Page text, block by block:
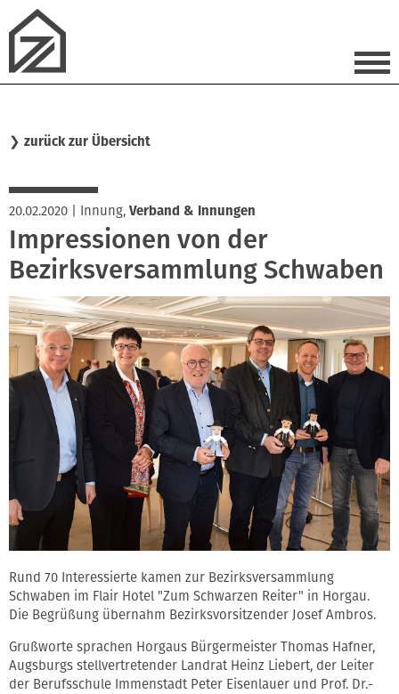
❯ zurück zur Übersicht
20.02.2020 Innung, Verband & Innungen
Impressionen von der
Bezirksversammlung Schwaben
Rund 70 Interessierte kamen zur Bezirksversammlung
Schwaben im Flair Hotel "Zum Schwarzen Reiter" in Horgau.
Die Begrüßung übernahm Bezirksvorsitzender Josef Ambros.
Grußworte sprachen Horgaus Bürgermeister Thomas Hafner,
Augsburgs stellvertretender Landrat Heinz Liebert, der Leiter
der Berufsschule Immenstadt Peter Eisenlauer und Prof. Dr.-